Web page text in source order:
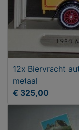
12x Biervracht
metaal
€ 325,00